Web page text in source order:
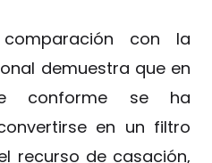
con la
demuestra que en
conforme se ha
en un filtro
recurso de casación,